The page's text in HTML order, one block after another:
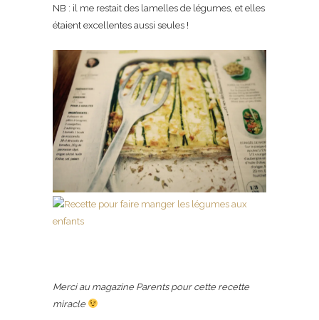
NB : il me restait des lamelles de légumes, et elles
étaient excellentes aussi seules !
Merci au magazine Parents pour cette recette
miracle